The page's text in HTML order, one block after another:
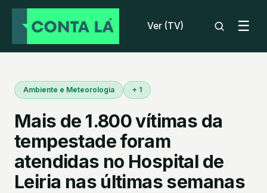
Ver (TV) ☰
Ambiente e Meteorologia + 1
Mais de 1.800 vítimas da
tempestade foram
atendidas no Hospital de
Leiria nas últimas semanas